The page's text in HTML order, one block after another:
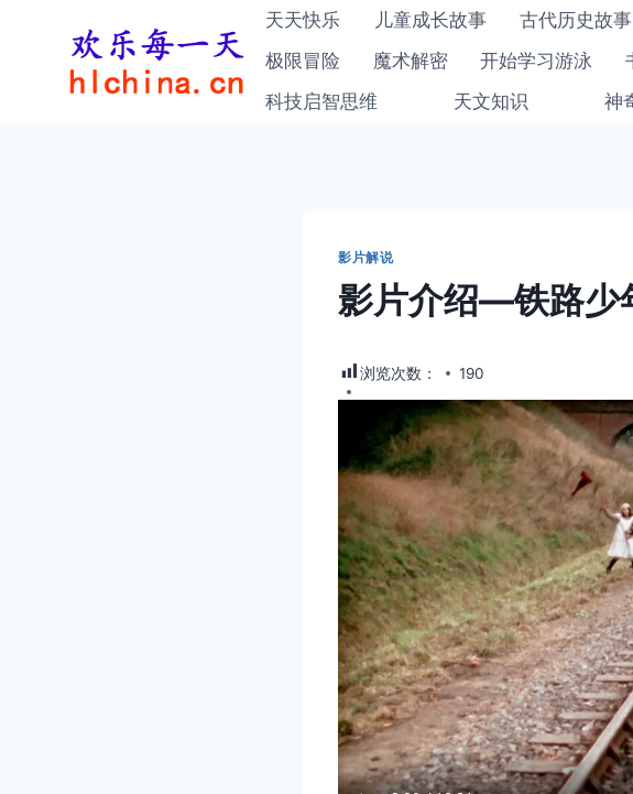
天天快乐 儿童成长故事 古代历史故事
极限冒险
魔术解密 开始学习游泳
科技启智思维
天文知识 神
影片解说
影片介绍—铁路少
浏览次数： 190